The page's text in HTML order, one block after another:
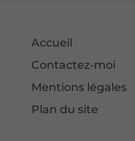
Accueil
Contactez-moi
Mentions légales
Plan du site